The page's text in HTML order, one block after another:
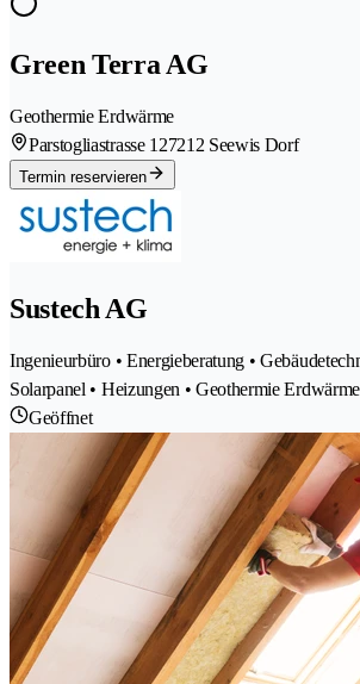
Green Terra AG
Geothermie Erdwärme
Parstogliastrasse 127212 Seewis Dorf
Termin reservieren
Sustech AG
Ingenieurbüro • Energieberatung •
Solarpanel • Heizungen • Geothermie
Geöffnet